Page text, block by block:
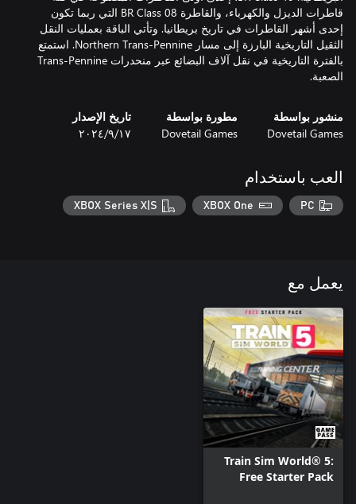
قاطرات الديزل والكهرباء، والقاطرة BR Class 08 التي ربما تكون
إحدى أشهر القاطرات في تاريخ بريطانيا. وتأتي الباقة بعمليات النقل
الثقيل التاريخية البارزة إلى مسار Northern Trans-Pennine. استمتع
بالفترة التاريخية في نقل آلاف البضائع عبر منحدرات Trans-Pennine
الصعبة.
منشور بواسطة
Dovetail Games
مطورة بواسطة
Dovetail Games
تاريخ الإصدار
١٧‏/٩‏/٢٠٢٤
العب باستخدام
PC
XBOX One
XBOX Series X|S
يعمل مع
Train Sim World® 5:
Free Starter Pack